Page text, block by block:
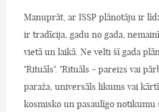
Manuprāt, ar ISSP plānotāju ir
ir tradīcija, gadu no gada,
vietā un laikā. Ne velti šī gada
"Rituāls". "Rituāls - pareizs vai
paraža, universāls likums vai
kosmisko un pasaulīgo